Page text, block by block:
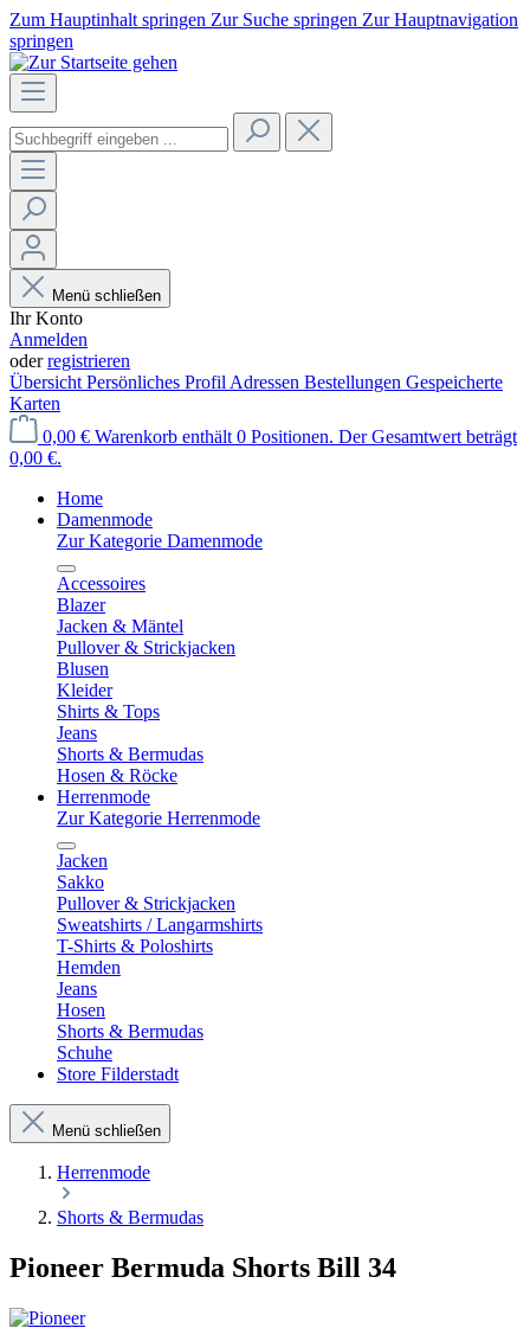
Zum Hauptinhalt springen Zur Suche springen Zur Hauptnavigation
springen
Menü schließen
Ihr Konto
Anmelden
oderregistrieren
Übersicht Persönliches Profil Adressen Bestellungen Gespeicherte
Karten
0,00 € Warenkorb enthält 0 Positionen. Der Gesamtwert beträgt
0,00 €.
Home
Damenmode
Zur Kategorie Damenmode
Accessoires
Blazer
Jacken & Mäntel
Pullover & Strickjacken
Blusen
Kleider
Shirts & Tops
Jeans
Shorts & Bermudas
Hosen & Röcke
Herrenmode
Zur Kategorie Herrenmode
Jacken
Sakko
Pullover & Strickjacken
Sweatshirts / Langarmshirts
T-Shirts & Poloshirts
Hemden
Jeans
Hosen
Shorts & Bermudas
Schuhe
Store Filderstadt
Menü schließen
Herrenmode
Shorts & Bermudas
Pioneer Bermuda Shorts Bill 34